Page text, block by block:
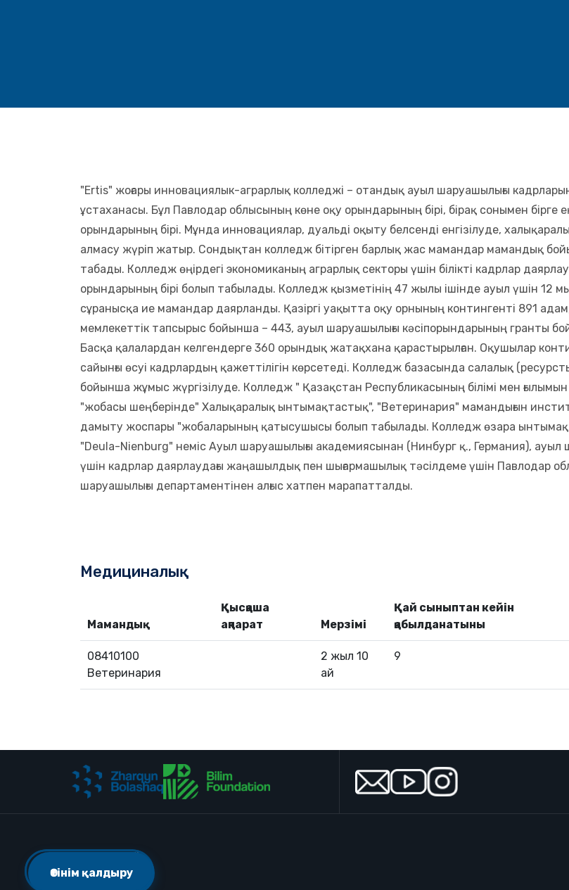
"Ertis" жоғары инновациялык-аграрлық колледжі – отандық ауыл шаруашылығы
ұстаханасы. Бұл Павлодар облысының көне оқу орындарының бірі, бірақ сонымен бірге
орындарының бірі. Мұнда инновациялар, дуальді оқыту белсенді енгізілуде,
алмасу жүріп жатыр. Сондықтан колледж бітірген барлық жас мамандар мамандық
табады. Колледж өңірдегі экономиканың аграрлық секторы үшін білікті кадрлар
орындарының бірі болып табылады. Колледж қызметінің 47 жылы ішінде ауыл үшін 12
сұранысқа ие мамандар даярланды. Қазіргі уақытта оқу орнының контингенті 891
мемлекеттік тапсырыс бойынша – 443, ауыл шаруашылығы кәсіпорындарының гранты
Басқа қалалардан келгендерге 360 орындық жатақхана қарастырылған. Оқушылар
сайынғы өсуі кадрлардың қажеттілігін көрсетеді. Колледж базасында салалық
бойынша жұмыс жүргізілуде. Колледж " Қазақстан Республикасының білімі мен ғылымын
"жобасы шеңберінде" Халықаралық ынтымақтастық", "Ветеринария" мамандығын
дамыту жоспары "жобаларының қатысушысы болып табылады. Колледж өзара
"Deula-Nienburg" неміс Ауыл шаруашылығы академиясынан (Нинбург қ., Германия), ауыл
үшін кадрлар даярлаудағы жаңашылдық пен шығармашылық тәсілдеме үшін Павлодар
шаруашылығы департаментінен алғыс хатпен марапатталды.
Медициналық
Мамандық
Қысқаша
ақпарат
Мерзімі
Қай сыныптан кейін
қабылданатыны
08410100
Ветеринария
2 жыл 10
ай
9
Мекенжай
Өтінім қалдыру